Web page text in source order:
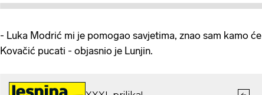
- Luka Modrić mi je pomogao savjetima, znao sam kamo će
Kovačić pucati - objasnio je Lunjin.